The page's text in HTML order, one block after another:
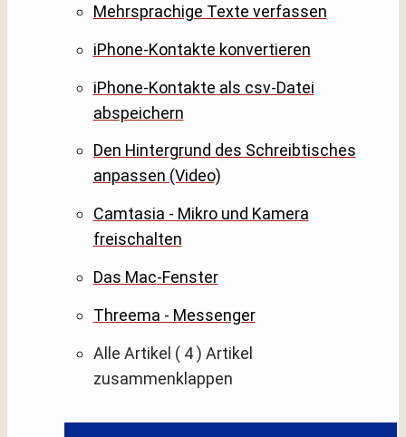
Mehrsprachige Texte verfassen
iPhone-Kontakte konvertieren
iPhone-Kontakte als csv-Datei
abspeichern
Den Hintergrund des Schreibtisches
anpassen (Video)
Camtasia - Mikro und Kamera
freischalten
Das Mac-Fenster
Threema - Messenger
Alle Artikel ( 4 ) Artikel
zusammenklappen